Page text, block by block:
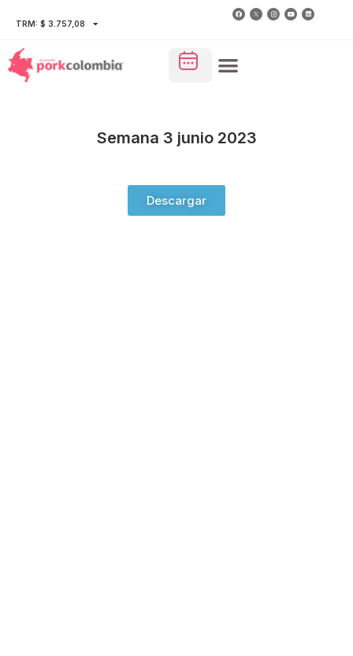
TRM: $ 3.757,08
Semana 3 junio 2023
Descargar